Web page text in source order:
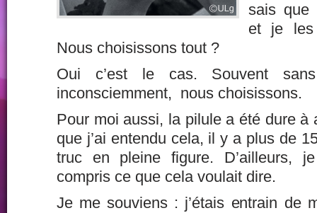
sais que
et je les
Nous choisissons tout ?
Oui c’est le cas. Souvent
inconsciemment, nous choisissons.
Pour moi aussi, la pilule a été dure à
que j’ai entendu cela, il y a plus de
truc en pleine figure. D’ailleurs,
compris ce que cela voulait dire.
Je me souviens : j’étais entrain de